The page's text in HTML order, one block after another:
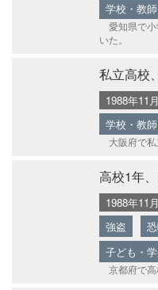
学校・教師
愛知県で小
いた。
私立高校
1988年11
学校・教師
大阪府で私
高校1年
1988年11
強盗
子ども・
京都府で高